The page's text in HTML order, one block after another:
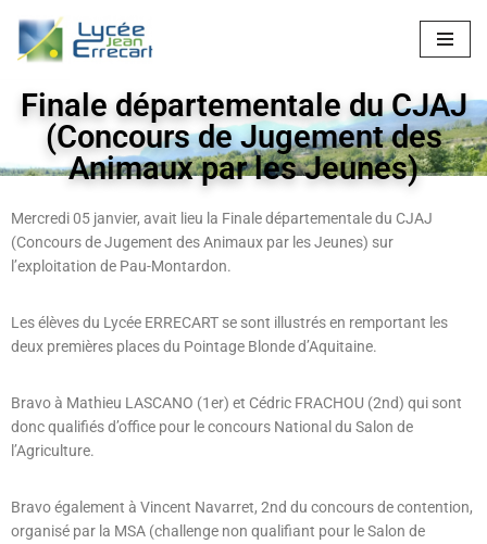
Aller
contenu
Finale départementale du CJAJ
(Concours de Jugement des
Animaux par les Jeunes)
Mercredi 05 janvier, avait lieu la Finale départementale du CJAJ
(Concours de Jugement des Animaux par les Jeunes) sur
l’exploitation de Pau-Montardon.
Les élèves du Lycée ERRECART se sont illustrés en remportant les
deux premières places du Pointage Blonde d’Aquitaine.
Bravo à Mathieu LASCANO (1er) et Cédric FRACHOU (2nd) qui sont
donc qualifiés d’office pour le concours National du Salon de
l’Agriculture.
Bravo également à Vincent Navarret, 2nd du concours de contention,
organisé par la MSA (challenge non qualifiant pour le Salon de